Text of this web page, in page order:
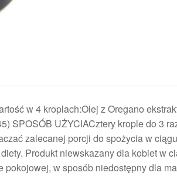
w 4 kroplach:Olej z Oregano
SPOSÓB UŻYCIACztery krople do 3
zalecanej porcji do spożycia w
Produkt niewskazany dla kobiet w
w sposób niedostępny dla